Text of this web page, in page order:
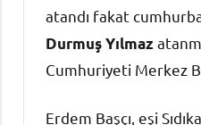
atandı fakat
Durmuş Yılmaz
Cumhuriyeti Merkez
Erdem Başçı, eşi